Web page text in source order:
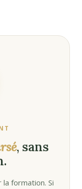
, sans
formation. Si